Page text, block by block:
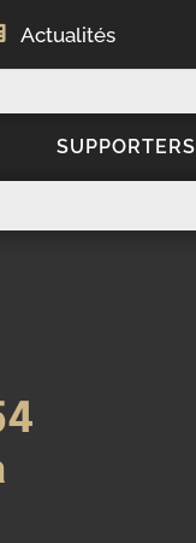
Actualités
SUPPORTERS